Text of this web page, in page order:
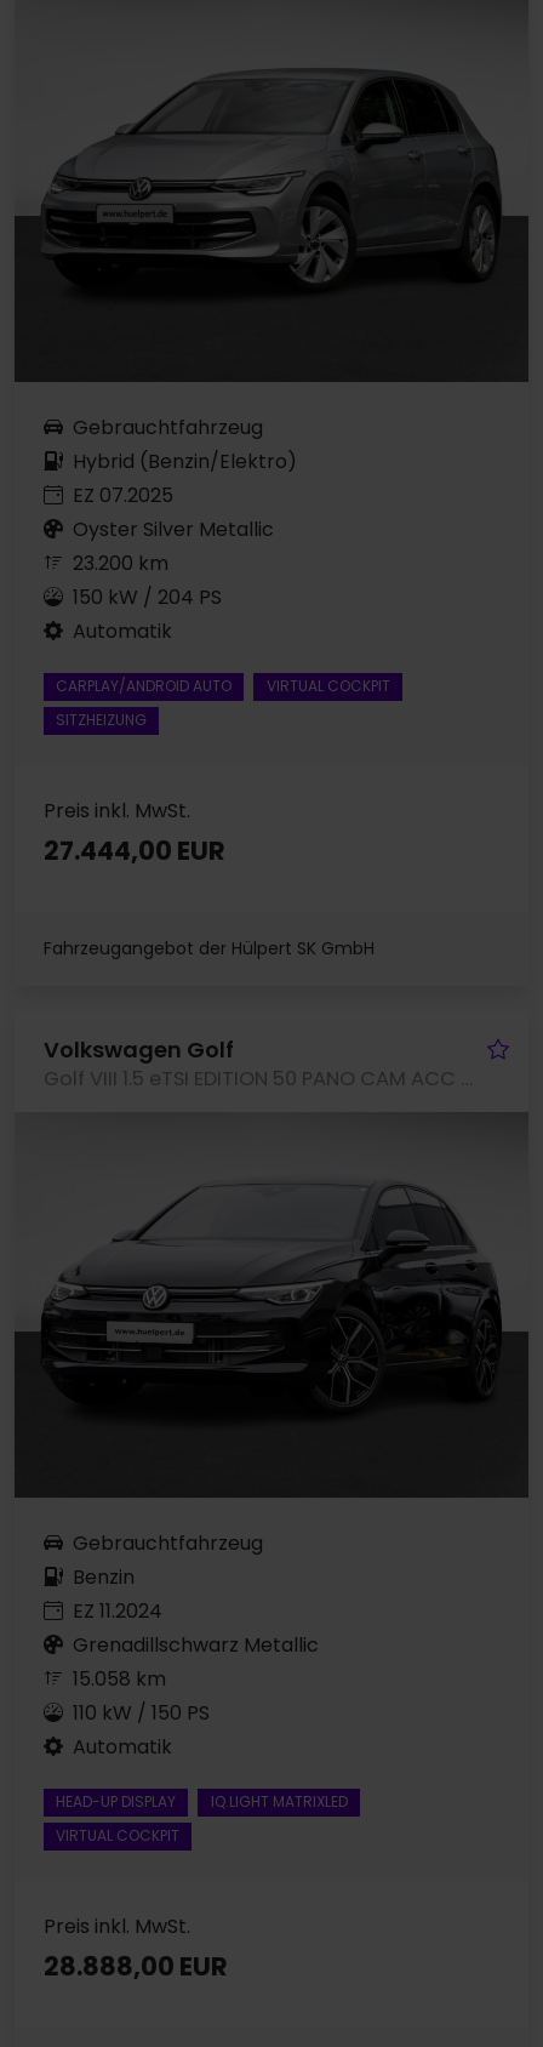
Gebrauchtfahrzeug
Hybrid (Benzin/Elektro)
EZ 07.2025
Oyster Silver Metallic
23.200 km
150 kW / 204 PS
Automatik
CARPLAY/ANDROID AUTO
VIRTUAL COCKPIT
SITZHEIZUNG
Preis inkl. MwSt.
27.444,00 EUR
Fahrzeugangebot der Hülpert SK GmbH
Volkswagen Golf
Golf VIII 1.5 eTSI EDITION 50 PANO CAM ACC LM18
Gebrauchtfahrzeug
Benzin
EZ 11.2024
Grenadillschwarz Metallic
15.058 km
110 kW / 150 PS
Automatik
HEAD-UP DISPLAY
IQ.LIGHT MATRIXLED
VIRTUAL COCKPIT
Preis inkl. MwSt.
28.888,00 EUR